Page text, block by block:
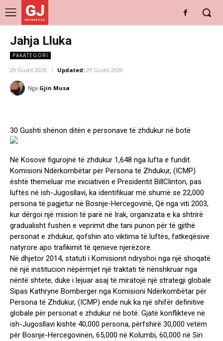
GJ
DRITARE E RE
Jahja Lluka
PAKATEGORI
29 Gusht 2020 Updated: 29 Gusht 2020
Nga Gjin Musa
30 Gushti shënon ditën e personave të zhdukur në botë
Në Kosovë figurojnë të zhdukur 1,648 nga lufta e fundit.
Komisioni Ndërkombëtar për Persona të Zhdukur, (ICMP)
është themeluar me iniciativën e Presidentit BillClinton, pas
luftës në ish-Jugosllavi, ka identifikuar më shumë se 22,000
persona të pagjetur në Bosnje-Hercegovinë, Që nga viti 2003,
kur dërgoi një mision të parë në Irak, organizata e ka shtrirë
gradualisht fushën e veprimit dhe tani punon për të gjithë
personat e zhdukur, qofshin ato viktima të luftës, fatkeqësive
natyrore apo trafikimit të qenieve njerëzore.
Në dhjetor 2014, statuti i Komisionit ndryshoi nga një shoqatë
në një institucion nëpërmjet një traktati të nënshkruar nga
nëntë shtete, duke i lejuar asaj të miratojë një strategji globale
Sipas Kathryne Bomberger nga Komisioni Ndërkombëtar për
Persona të Zhdukur, (ICMP) ende nuk ka një shifër definitive
globale për personat e zhdukur në botë. Gjatë konflikteve në
ish-Jugosllavi kishte 40,000 persona, përfshirë 30,000 vetëm
për Bosnje-Hercegovinën, 65,000 në Kolumbi, 60,000 në Siri